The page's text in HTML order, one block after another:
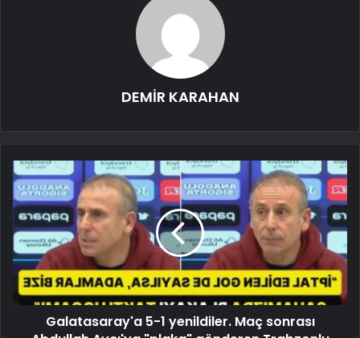
DEMİR KARAHAN
Galatasaray'a 5-1 yenildiler. Maç sonrası